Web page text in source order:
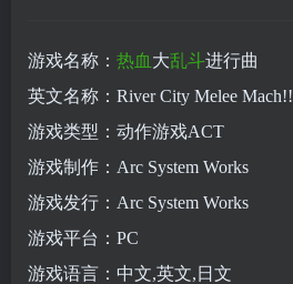
游戏名称： 热血 大乱斗进行曲
英文名称：River City Melee Mach!!
游戏类型：动作游戏ACT
游戏制作：Arc System Works
游戏发行：Arc System Works
游戏平台：PC
游戏语言：中文,英文,日文